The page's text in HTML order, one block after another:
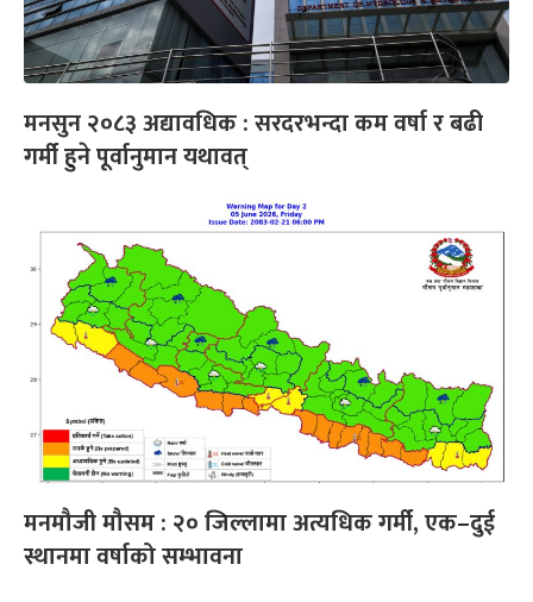
मनसुन २०८३ अद्यावधिक : सरदरभन्दा कम वर्षा र बढी
गर्मी हुने पूर्वानुमान यथावत्
मनमौजी मौसम : २० जिल्लामा अत्यधिक गर्मी, एक–दुई
स्थानमा वर्षाको सम्भावना